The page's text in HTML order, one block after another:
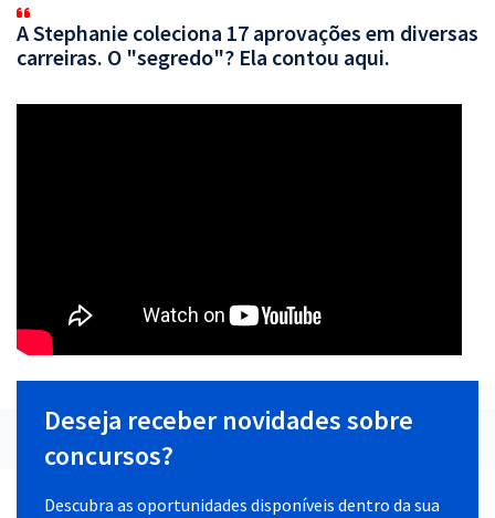
A Stephanie coleciona 17 aprovações em diversas
carreiras. O "segredo"? Ela contou aqui.
Deseja receber novidades sobre
concursos?
Descubra as oportunidades disponíveis dentro da sua